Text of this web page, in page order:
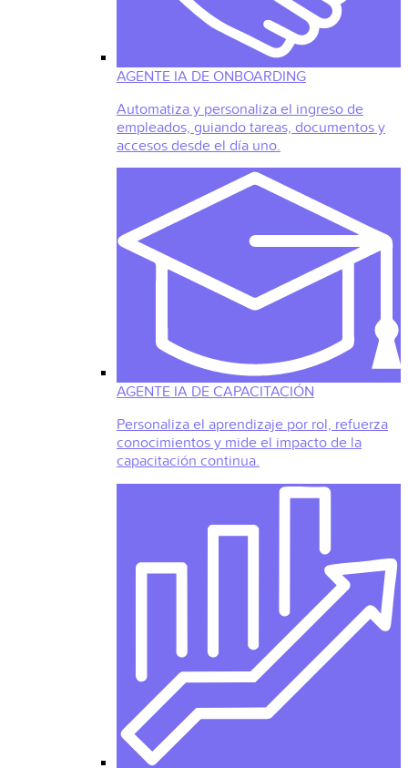
AGENTE IA DE ONBOARDING
Automatiza y personaliza el ingreso de
empleados, guiando tareas, documentos y
accesos desde el día uno.
AGENTE IA DE CAPACITACIÓN
Personaliza el aprendizaje por rol, refuerza
conocimientos y mide el impacto de la
capacitación continua.